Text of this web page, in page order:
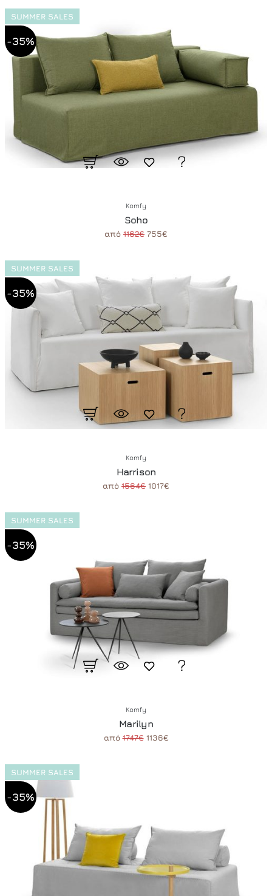
SUMMER SALES
-35%
Komfy
Soho
από 1162€ 755€
SUMMER SALES
-35%
Komfy
Harrison
από 1564€ 1017€
SUMMER SALES
-35%
Komfy
Marilyn
από1747€1136€
SUMMER SALES
-35%